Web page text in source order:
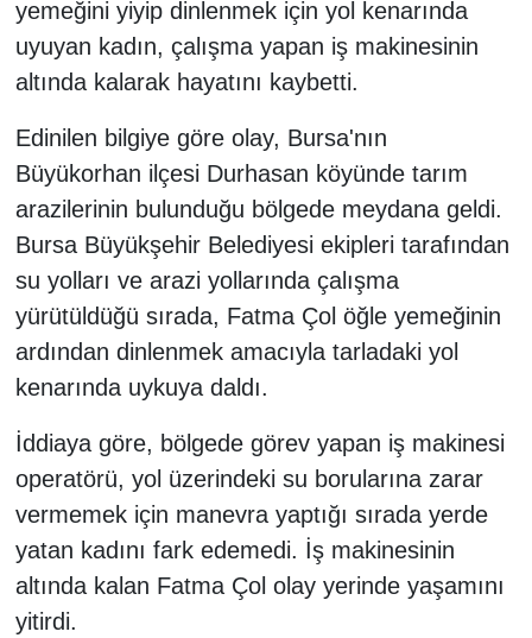
yemeğini yiyip dinlenmek için yol kenarında
uyuyan kadın, çalışma yapan iş makinesinin
altında kalarak hayatını kaybetti.
Edinilen bilgiye göre olay, Bursa'nın
Büyükorhan ilçesi Durhasan köyünde tarım
arazilerinin bulunduğu bölgede meydana geldi.
Bursa Büyükşehir Belediyesi ekipleri tarafından
su yolları ve arazi yollarında çalışma
yürütüldüğü sırada, Fatma Çol öğle yemeğinin
ardından dinlenmek amacıyla tarladaki yol
kenarında uykuya daldı.
İddiaya göre, bölgede görev yapan iş makinesi
operatörü, yol üzerindeki su borularına zarar
vermemek için manevra yaptığı sırada yerde
yatan kadını fark edemedi. İş makinesinin
altında kalan Fatma Çol olay yerinde yaşamını
yitirdi.